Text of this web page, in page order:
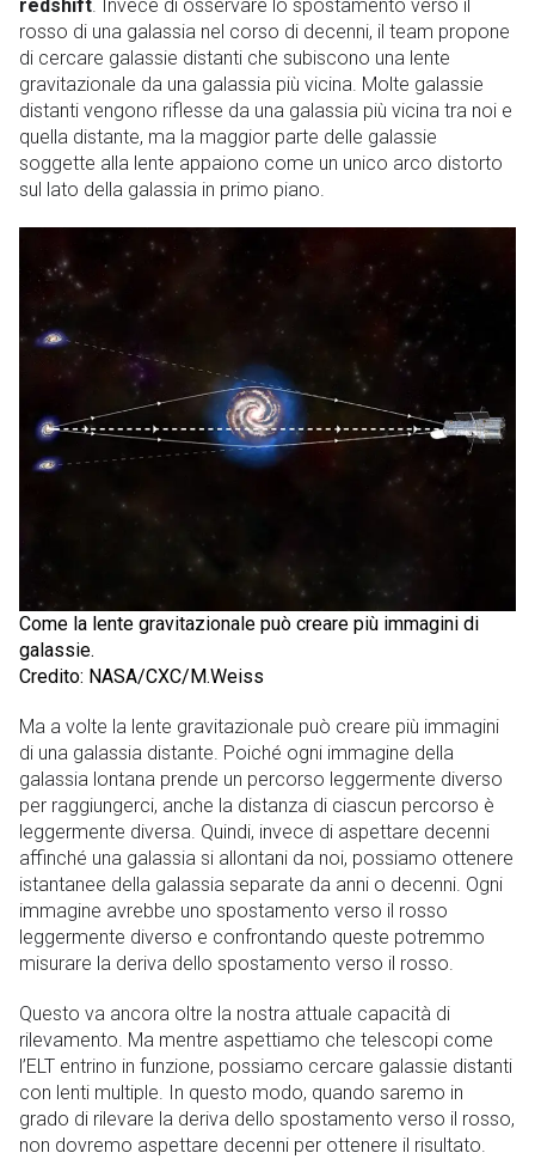
redshift. Invece di osservare lo spostamento verso il
rosso di una galassia nel corso di decenni, il team propone
di cercare galassie distanti che subiscono una lente
gravitazionale da una galassia più vicina. Molte galassie
distanti vengono riflesse da una galassia più vicina tra noi e
quella distante, ma la maggior parte delle galassie
soggette alla lente appaiono come un unico arco distorto
sul lato della galassia in primo piano.
Come la lente gravitazionale può creare più immagini di
galassie.
Credito: NASA/CXC/M.Weiss
Ma a volte la lente gravitazionale può creare più immagini
di una galassia distante. Poiché ogni immagine della
galassia lontana prende un percorso leggermente diverso
per raggiungerci, anche la distanza di ciascun percorso è
leggermente diversa. Quindi, invece di aspettare decenni
affinché una galassia si allontani da noi, possiamo ottenere
istantanee della galassia separate da anni o decenni. Ogni
immagine avrebbe uno spostamento verso il rosso
leggermente diverso e confrontando queste potremmo
misurare la deriva dello spostamento verso il rosso.
Questo va ancora oltre la nostra attuale capacità di
rilevamento. Ma mentre aspettiamo che telescopi come
l’ELT entrino in funzione, possiamo cercare galassie distanti
con lenti multiple. In questo modo, quando saremo in
grado di rilevare la deriva dello spostamento verso il rosso,
non dovremo aspettare decenni per ottenere il risultato.